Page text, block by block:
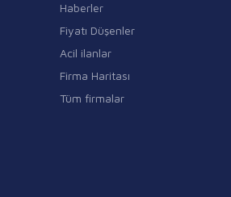
Haberler
Fiyatı Düşenler
Acil ilanlar
Firma Haritası
Tüm firmalar